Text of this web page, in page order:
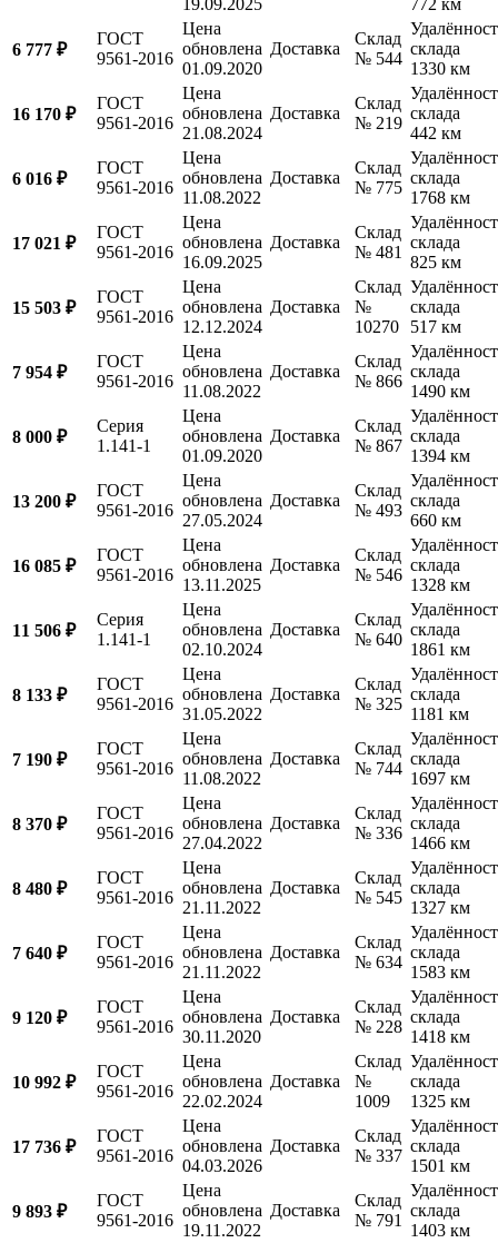
6 777 ₽
ГОСТ
9561-2016
Цена
обновлена
01.09.2020
Доставка
Склад
№ 544
склада
1330 км
16 170 ₽
ГОСТ
9561-2016
Цена
обновлена
21.08.2024
Доставка
Склад
№ 219
склада
442 км
6 016 ₽
ГОСТ
9561-2016
Цена
обновлена
11.08.2022
Доставка
Склад
№ 775
склада
1768 км
17 021 ₽
ГОСТ
9561-2016
Цена
обновлена
16.09.2025
Доставка
Склад
№ 481
склада
825 км
15 503 ₽
ГОСТ
9561-2016
Цена
обновлена
12.12.2024
Доставка
Склад
№
10270
склада
517 км
7 954 ₽
ГОСТ
9561-2016
Цена
обновлена
11.08.2022
Доставка
Склад
№ 866
склада
1490 км
8 000 ₽
Серия
1.141-1
Цена
обновлена
01.09.2020
Доставка
Склад
№ 867
склада
1394 км
13 200 ₽
ГОСТ
9561-2016
Цена
обновлена
27.05.2024
Доставка
Склад
№ 493
склада
660 км
16 085 ₽
ГОСТ
9561-2016
Цена
обновлена
13.11.2025
Доставка
Склад
№ 546
склада
1328 км
11 506 ₽
Серия
1.141-1
Цена
обновлена
02.10.2024
Доставка
Склад
№ 640
склада
1861 км
8 133 ₽
ГОСТ
9561-2016
Цена
обновлена
31.05.2022
Доставка
Склад
№ 325
склада
1181 км
7 190 ₽
ГОСТ
9561-2016
Цена
обновлена
11.08.2022
Доставка
Склад
№ 744
склада
1697 км
8 370 ₽
ГОСТ
9561-2016
Цена
обновлена
27.04.2022
Доставка
Склад
№ 336
склада
1466 км
8 480 ₽
ГОСТ
9561-2016
Цена
обновлена
21.11.2022
Доставка
Склад
№ 545
склада
1327 км
7 640 ₽
ГОСТ
9561-2016
Цена
обновлена
21.11.2022
Доставка
Склад
№ 634
склада
1583 км
9 120 ₽
ГОСТ
9561-2016
Цена
обновлена
30.11.2020
Доставка
Склад
№ 228
склада
1418 км
10 992 ₽
ГОСТ
9561-2016
Цена
обновлена
22.02.2024
Доставка
Склад
№
1009
склада
1325 км
17 736 ₽
ГОСТ
9561-2016
Цена
обновлена
04.03.2026
Доставка
Склад
№ 337
склада
1501 км
9 893 ₽
ГОСТ
9561-2016
Цена
обновлена
19.11.2022
Доставка
Склад
№ 791
склада
1403 км